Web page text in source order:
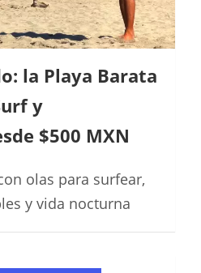
la Playa Barata
y
$500 MXN
olas para surfear,
y vida nocturna